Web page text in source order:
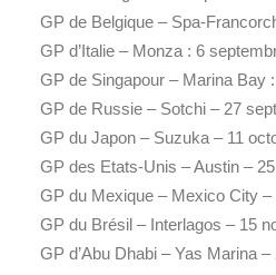
GP de Belgique – Spa-
GP d’Italie – Monza : 6
GP de Singapour – Marina Bay
GP de Russie – Sotchi – 27
GP du Japon – Suzuka – 11
GP des Etats-Unis – Austin –
GP du Mexique – Mexico City
GP du Brésil – Interlagos – 15
GP d’Abu Dhabi – Yas Marina